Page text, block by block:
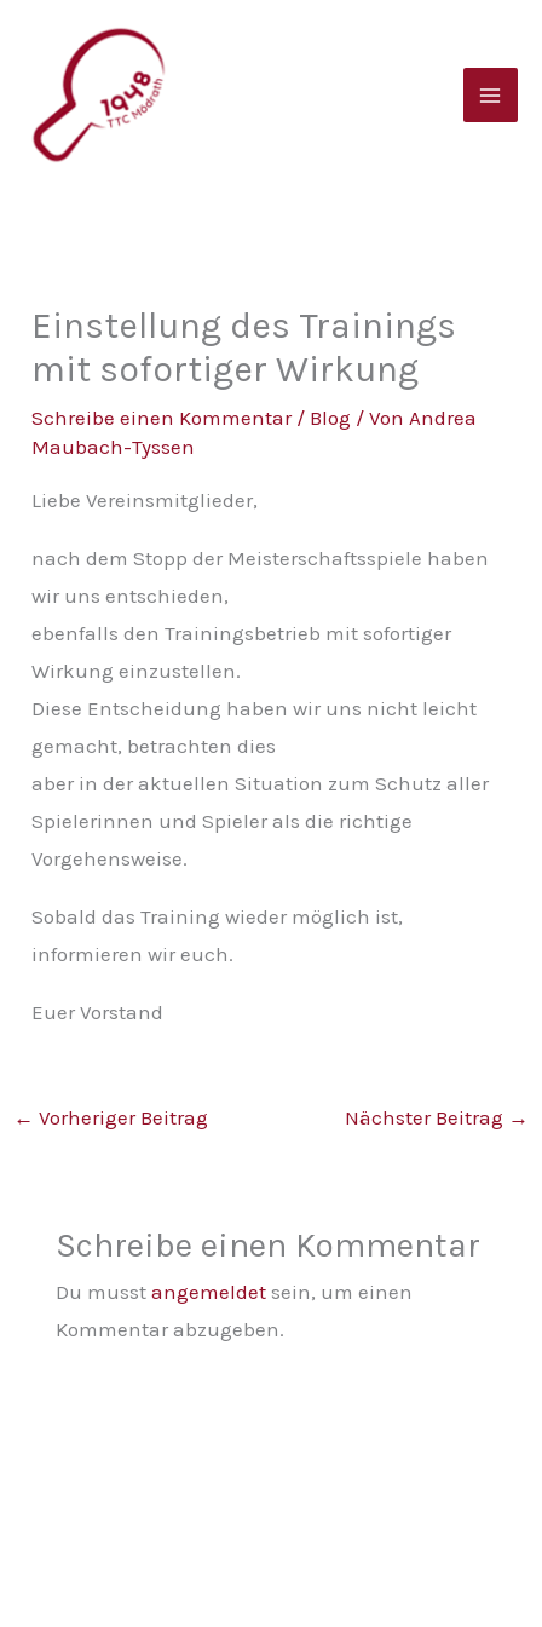
springen
Einstellung des Trainings
mit sofortiger Wirkung
Schreibe einen Kommentar / Blog / Von Andrea
Maubach-Tyssen
Liebe Vereinsmitglieder,
nach dem Stopp der Meisterschaftsspiele haben
wir uns entschieden,
ebenfalls den Trainingsbetrieb mit sofortiger
Wirkung einzustellen.
Diese Entscheidung haben wir uns nicht leicht
gemacht, betrachten dies
aber in der aktuellen Situation zum Schutz aller
Spielerinnen und Spieler als die richtige
Vorgehensweise.
Sobald das Training wieder möglich ist,
informieren wir euch.
Euer Vorstand
← Vorheriger Beitrag Nächster Beitrag →
Schreibe einen Kommentar
Du musst angemeldetsein, um einen
Kommentar abzugeben.
t
c
i
v